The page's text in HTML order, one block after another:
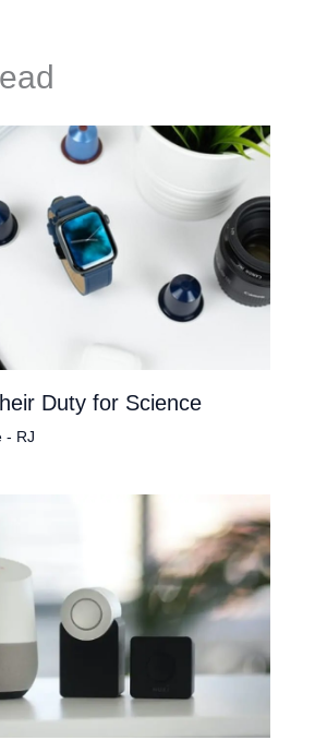
Duty for Science
- RJ